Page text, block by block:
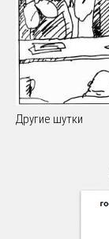
Другие шутки